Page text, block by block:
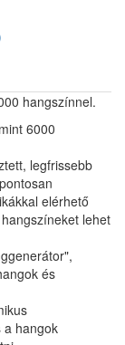
hangszínnel.
6000
legfrissebb
elérhető
lehet
és
a hangok